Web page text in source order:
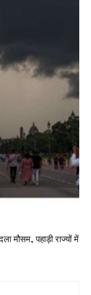
मौसम, पहाड़ी राज्यों में